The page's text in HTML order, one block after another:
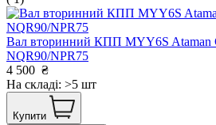
Вал вторинний КПП MYY6S Ataman
NQR90/NPR75
4 500 ₴
На складі: >5 шт
Купити